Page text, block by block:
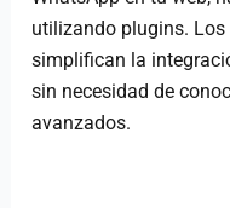
utilizando plugins.
simplifican la
sin necesidad de
avanzados.